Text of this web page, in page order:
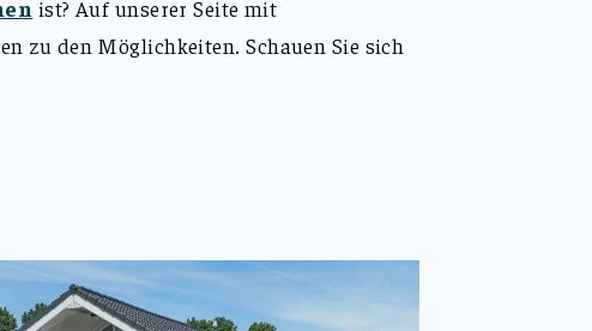
ist? Auf unserer Seite mit
zu den Möglichkeiten. Schauen Sie sich